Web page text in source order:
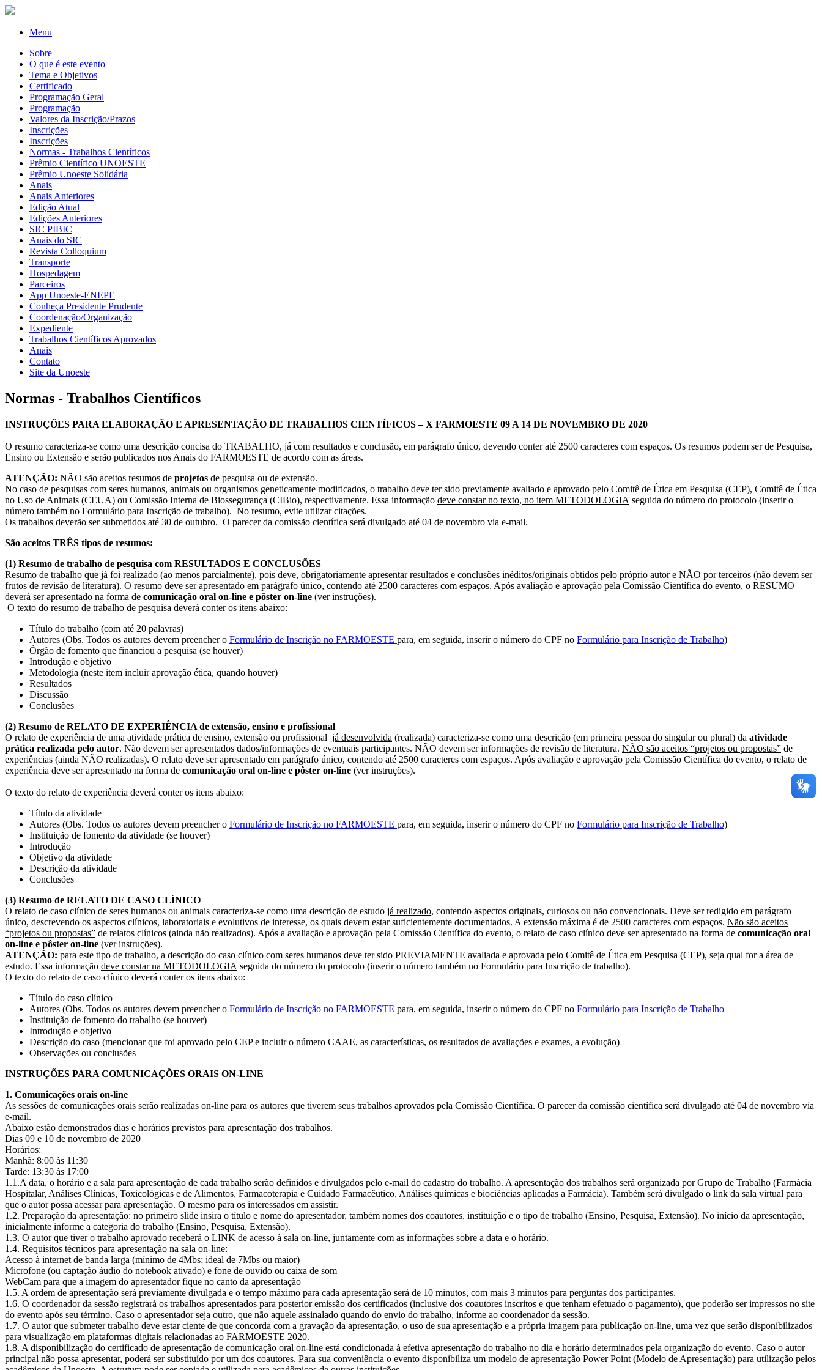
Menu
Sobre
O que é este evento
Tema e Objetivos
Certificado
Programação Geral
Programação
Valores da Inscrição/Prazos
Inscrições
Inscrições
Normas - Trabalhos Científicos
Prêmio Científico UNOESTE
Prêmio Unoeste Solidária
Anais
Anais Anteriores
Edição Atual
Edições Anteriores
SIC PIBIC
Anais do SIC
Revista Colloquium
Transporte
Hospedagem
Parceiros
App Unoeste-ENEPE
Conheça Presidente Prudente
Coordenação/Organização
Expediente
Trabalhos Científicos Aprovados
Anais
Contato
Site da Unoeste
Normas - Trabalhos Científicos
INSTRUÇÕES PARA ELABORAÇÃO E APRESENTAÇÃO DE TRABALHOS CIENTÍFICOS – X FARMOESTE 09 A 14 DE NOVEMBRO DE 2020
O resumo caracteriza-se como uma descrição concisa do TRABALHO, já com resultados e conclusão, em parágrafo único, devendo conter até 2500 caracteres com espaços. Os resumos podem ser de Pesquisa,
Ensino ou Extensão e serão publicados nos Anais do FARMOESTE de acordo com as áreas.
ATENÇÃO: NÃO são aceitos resumos de projetos de pesquisa ou de extensão.
No caso de pesquisas com seres humanos, animais ou organismos geneticamente modificados, o trabalho deve ter sido previamente avaliado e aprovado pelo Comitê de Ética em Pesquisa (CEP), Comitê de Ética
no Uso de Animais (CEUA) ou Comissão Interna de Biossegurança (CIBio), respectivamente. Essa informação deve constar no texto, no item METODOLOGIA seguida do número do protocolo (inserir o
número também no Formulário para Inscrição de trabalho). No resumo, evite utilizar citações.
Os trabalhos deverão ser submetidos até 30 de outubro. O parecer da comissão científica será divulgado até 04 de novembro via e-mail.
São aceitos TRÊS tipos de resumos:
(1) Resumo de trabalho de pesquisa com RESULTADOS E CONCLUSÕES
Resumo de trabalho que já foi realizado (ao menos parcialmente), pois deve, obrigatoriamente apresentarresultados e conclusões inéditos/originais obtidos pelo próprio autore NÃO por terceiros (não devem ser
frutos de revisão de literatura). O resumo deve ser apresentado em parágrafo único, contendo até 2500 caracteres com espaços. Após avaliação e aprovação pela Comissão Científica do evento, o RESUMO
deverá ser apresentado na forma de comunicação oral on-line e pôster on-line (ver instruções).
O texto do resumo de trabalho de pesquisa deverá conter os itens abaixo:
Título do trabalho (com até 20 palavras)
Autores (Obs. Todos os autores devem preencher o Formulário de Inscrição no FARMOESTE para, em seguida, inserir o número do CPF no Formulário para Inscrição de Trabalho)
Órgão de fomento que financiou a pesquisa (se houver)
Introdução e objetivo
Metodologia (neste item incluir aprovação ética, quando houver)
Resultados
Discussão
Conclusões
(2) Resumo de RELATO DE EXPERIÊNCIA de extensão, ensino e profissional
O relato de experiência de uma atividade prática de ensino, extensão ou profissional já desenvolvida (realizada) caracteriza-se como uma descrição (em primeira pessoa do singular ou plural) da atividade
prática realizada pelo autor. Não devem ser apresentados dados/informações de eventuais participantes. NÃO devem ser informações de revisão de literatura. NÃO são aceitos “projetos ou propostas” de
experiências (ainda NÃO realizadas). O relato deve ser apresentado em parágrafo único, contendo até 2500 caracteres com espaços. Após avaliação e aprovação pela Comissão Científica do evento, o relato de
experiência deve ser apresentado na forma de comunicação oral on-line e pôster on-line (ver instruções).
O texto do relato de experiência deverá conter os itens abaixo:
Título da atividade
Autores (Obs. Todos os autores devem preencher o Formulário de Inscrição no FARMOESTE para, em seguida, inserir o número do CPF no Formulário para Inscrição de Trabalho)
Instituição de fomento da atividade (se houver)
Introdução
Objetivo da atividade
Descrição da atividade
Conclusões
(3) Resumo de RELATO DE CASO CLÍNICO
O relato de caso clínico de seres humanos ou animais caracteriza-se como uma descrição de estudo já realizado, contendo aspectos originais, curiosos ou não convencionais. Deve ser redigido em parágrafo
único, descrevendo os aspectos clínicos, laboratoriais e evolutivos de interesse, os quais devem estar suficientemente documentados. A extensão máxima é de 2500 caracteres com espaços. Não são aceitos
“projetos ou propostas” de relatos clínicos (ainda não realizados). Após a avaliação e aprovação pela Comissão Científica do evento, o relato de caso clínico deve ser apresentado na forma de comunicação oral
on-line e pôster on-line (ver instruções).
ATENÇÃO: para este tipo de trabalho, a descrição do caso clínico com seres humanos deve ter sido PREVIAMENTE avaliada e aprovada pelo Comitê de Ética em Pesquisa (CEP), seja qual for a área de
estudo. Essa informação deve constar na METODOLOGIA seguida do número do protocolo (inserir o número também no Formulário para Inscrição de trabalho).
O texto do relato de caso clínico deverá conter os itens abaixo:
Título do caso clínico
Autores (Obs. Todos os autores devem preencher o Formulário de Inscrição no FARMOESTE para, em seguida, inserir o número do CPF no Formulário para Inscrição de Trabalho
Instituição de fomento do trabalho (se houver)
Introdução e objetivo
Descrição do caso (mencionar que foi aprovado pelo CEP e incluir o número CAAE, as características, os resultados de avaliações e exames, a evolução)
Observações ou conclusões
INSTRUÇÕES PARA COMUNICAÇÕES ORAIS ON-LINE
1. Comunicações orais on-line
As sessões de comunicações orais serão realizadas on-line para os autores que tiverem seus trabalhos aprovados pela Comissão Científica. O parecer da comissão científica será divulgado até 04 de novembro via
e-mail.
Abaixo estão demonstrados dias e horários previstos para apresentação dos trabalhos.
Dias 09 e 10 de novembro de 2020
Horários:
Manhã: 8:00 às 11:30
Tarde: 13:30 às 17:00
1.1.A data, o horário e a sala para apresentação de cada trabalho serão definidos e divulgados pelo e-mail do cadastro do trabalho. A apresentação dos trabalhos será organizada por Grupo de Trabalho (Farmácia
Hospitalar, Análises Clínicas, Toxicológicas e de Alimentos, Farmacoterapia e Cuidado Farmacêutico, Análises químicas e biociências aplicadas a Farmácia). Também será divulgado o link da sala virtual para
que o autor possa acessar para apresentação. O mesmo para os interessados em assistir.
1.2. Preparação da apresentação: no primeiro slide insira o título e nome do apresentador, também nomes dos coautores, instituição e o tipo de trabalho (Ensino, Pesquisa, Extensão). No início da apresentação,
inicialmente informe a categoria do trabalho (Ensino, Pesquisa, Extensão).
1.3. O autor que tiver o trabalho aprovado receberá o LINK de acesso à sala on-line, juntamente com as informações sobre a data e o horário.
1.4. Requisitos técnicos para apresentação na sala on-line:
Acesso à internet de banda larga (mínimo de 4Mbs; ideal de 7Mbs ou maior)
Microfone (ou captação áudio do notebook ativado) e fone de ouvido ou caixa de som
WebCam para que a imagem do apresentador fique no canto da apresentação
1.5. A ordem de apresentação será previamente divulgada e o tempo máximo para cada apresentação será de 10 minutos, com mais 3 minutos para perguntas dos participantes.
1.6. O coordenador da sessão registrará os trabalhos apresentados para posterior emissão dos certificados (inclusive dos coautores inscritos e que tenham efetuado o pagamento), que poderão ser impressos no site
do evento após seu término. Caso o apresentador seja outro, que não aquele assinalado quando do envio do trabalho, informe ao coordenador da sessão.
1.7. O autor que submeter trabalho deve estar ciente de que concorda com a gravação da apresentação, o uso de sua apresentação e a própria imagem para publicação on-line, uma vez que serão disponibilizados
para visualização em plataformas digitais relacionadas ao FARMOESTE 2020.
1.8. A disponibilização do certificado de apresentação de comunicação oral on-line está condicionada à efetiva apresentação do trabalho no dia e horário determinados pela organização do evento. Caso o autor
principal não possa apresentar, poderá ser substituído por um dos coautores. Para sua conveniência o evento disponibiliza um modelo de apresentação Power Point (Modelo de Apresentação) para utilização pelos